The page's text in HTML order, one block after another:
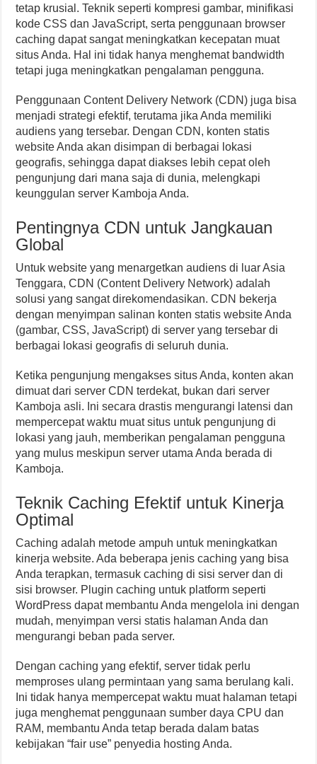
tetap krusial. Teknik seperti kompresi gambar, minifikasi
kode CSS dan JavaScript, serta penggunaan browser
caching dapat sangat meningkatkan kecepatan muat
situs Anda. Hal ini tidak hanya menghemat bandwidth
tetapi juga meningkatkan pengalaman pengguna.
Penggunaan Content Delivery Network (CDN) juga bisa
menjadi strategi efektif, terutama jika Anda memiliki
audiens yang tersebar. Dengan CDN, konten statis
website Anda akan disimpan di berbagai lokasi
geografis, sehingga dapat diakses lebih cepat oleh
pengunjung dari mana saja di dunia, melengkapi
keunggulan server Kamboja Anda.
Pentingnya CDN untuk Jangkauan
Global
Untuk website yang menargetkan audiens di luar Asia
Tenggara, CDN (Content Delivery Network) adalah
solusi yang sangat direkomendasikan. CDN bekerja
dengan menyimpan salinan konten statis website Anda
(gambar, CSS, JavaScript) di server yang tersebar di
berbagai lokasi geografis di seluruh dunia.
Ketika pengunjung mengakses situs Anda, konten akan
dimuat dari server CDN terdekat, bukan dari server
Kamboja asli. Ini secara drastis mengurangi latensi dan
mempercepat waktu muat situs untuk pengunjung di
lokasi yang jauh, memberikan pengalaman pengguna
yang mulus meskipun server utama Anda berada di
Kamboja.
Teknik Caching Efektif untuk Kinerja
Optimal
Caching adalah metode ampuh untuk meningkatkan
kinerja website. Ada beberapa jenis caching yang bisa
Anda terapkan, termasuk caching di sisi server dan di
sisi browser. Plugin caching untuk platform seperti
WordPress dapat membantu Anda mengelola ini dengan
mudah, menyimpan versi statis halaman Anda dan
mengurangi beban pada server.
Dengan caching yang efektif, server tidak perlu
memproses ulang permintaan yang sama berulang kali.
Ini tidak hanya mempercepat waktu muat halaman tetapi
juga menghemat penggunaan sumber daya CPU dan
RAM, membantu Anda tetap berada dalam batas
kebijakan “fair use” penyedia hosting Anda.